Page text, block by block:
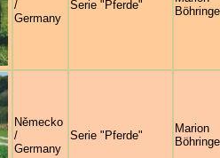
/
Germany
Serie "Pferde"
Německo
/
Germany
Serie "Pferde"
Marion